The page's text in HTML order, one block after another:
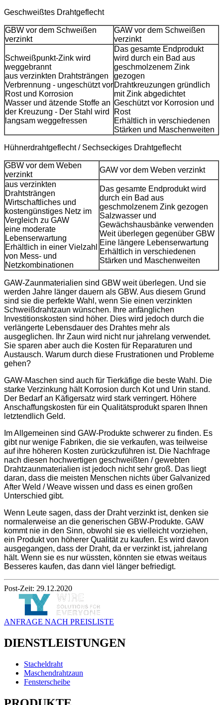
Geschweißtes Drahtgeflecht
GBW vor dem Schweißen
verzinkt
GAW vor dem Schweißen
verzinkt
Schweißpunkt-Zink wird
weggebrannt
aus verzinkten Drahtsträngen
Verbrennung - ungeschützt vor
Rost und Korrosion
Wasser und ätzende Stoffe an
der Kreuzung - Der Stahl wird
langsam weggefressen
Das gesamte Endprodukt
wird durch ein Bad aus
geschmolzenem Zink
gezogen
Drahtkreuzungen gründlich
mit Zink abgedichtet
Geschützt vor Korrosion und
Rost
Erhältlich in verschiedenen
Stärken und Maschenweiten
Hühnerdrahtgeflecht / Sechseckiges Drahtgeflecht
GBW vor dem Weben
verzinkt
GAW vor dem Weben verzinkt
aus verzinkten
Drahtsträngen
Wirtschaftliches und
kostengünstiges Netz im
Vergleich zu GAW
eine moderate
Lebenserwartung
Erhältlich in einer Vielzahl
von Mess- und
Netzkombinationen
Das gesamte Endprodukt wird
durch ein Bad aus
geschmolzenem Zink gezogen
Salzwasser und
Gewächshausbänke verwenden
Weit überlegen gegenüber GBW
Eine längere Lebenserwartung
Erhältlich in verschiedenen
Stärken und Maschenweiten
GAW-Zaunmaterialien sind GBW weit überlegen. Und sie
werden Jahre länger dauern als GBW. Aus diesem Grund
sind sie die perfekte Wahl, wenn Sie einen verzinkten
Schweißdrahtzaun wünschen. Ihre anfänglichen
Investitionskosten sind höher. Dies wird jedoch durch die
verlängerte Lebensdauer des Drahtes mehr als
ausgeglichen. Ihr Zaun wird nicht nur jahrelang verwendet.
Sie sparen aber auch die Kosten für Reparaturen und
Austausch. Warum durch diese Frustrationen und Probleme
gehen?
GAW-Maschen sind auch für Tierkäfige die beste Wahl. Die
starke Verzinkung hält Korrosion durch Kot und Urin stand.
Der Bedarf an Käfigersatz wird stark verringert. Höhere
Anschaffungskosten für ein Qualitätsprodukt sparen Ihnen
letztendlich Geld.
Im Allgemeinen sind GAW-Produkte schwerer zu finden. Es
gibt nur wenige Fabriken, die sie verkaufen, was teilweise
auf ihre höheren Kosten zurückzuführen ist. Die Nachfrage
nach diesen hochwertigen geschweißten / gewebten
Drahtzaunmaterialien ist jedoch nicht sehr groß. Das liegt
daran, dass die meisten Menschen nichts über Galvanized
After Weld / Weave wissen und dass es einen großen
Unterschied gibt.
Wenn Leute sagen, dass der Draht verzinkt ist, denken sie
normalerweise an die generischen GBW-Produkte. GAW
kommt nie in den Sinn, obwohl sie es vielleicht vorziehen,
ein Produkt von höherer Qualität zu kaufen. Es wird davon
ausgegangen, dass der Draht, da er verzinkt ist, jahrelang
hält. Wenn sie es nur wüssten, könnten sie etwas weitaus
Besseres kaufen, das dann viel länger befriedigt.
Post-Zeit: 29.12.2020
ANFRAGE NACH PREISLISTE
DIENSTLEISTUNGEN
Stacheldraht
Maschendrahtzaun
Fensterscheibe